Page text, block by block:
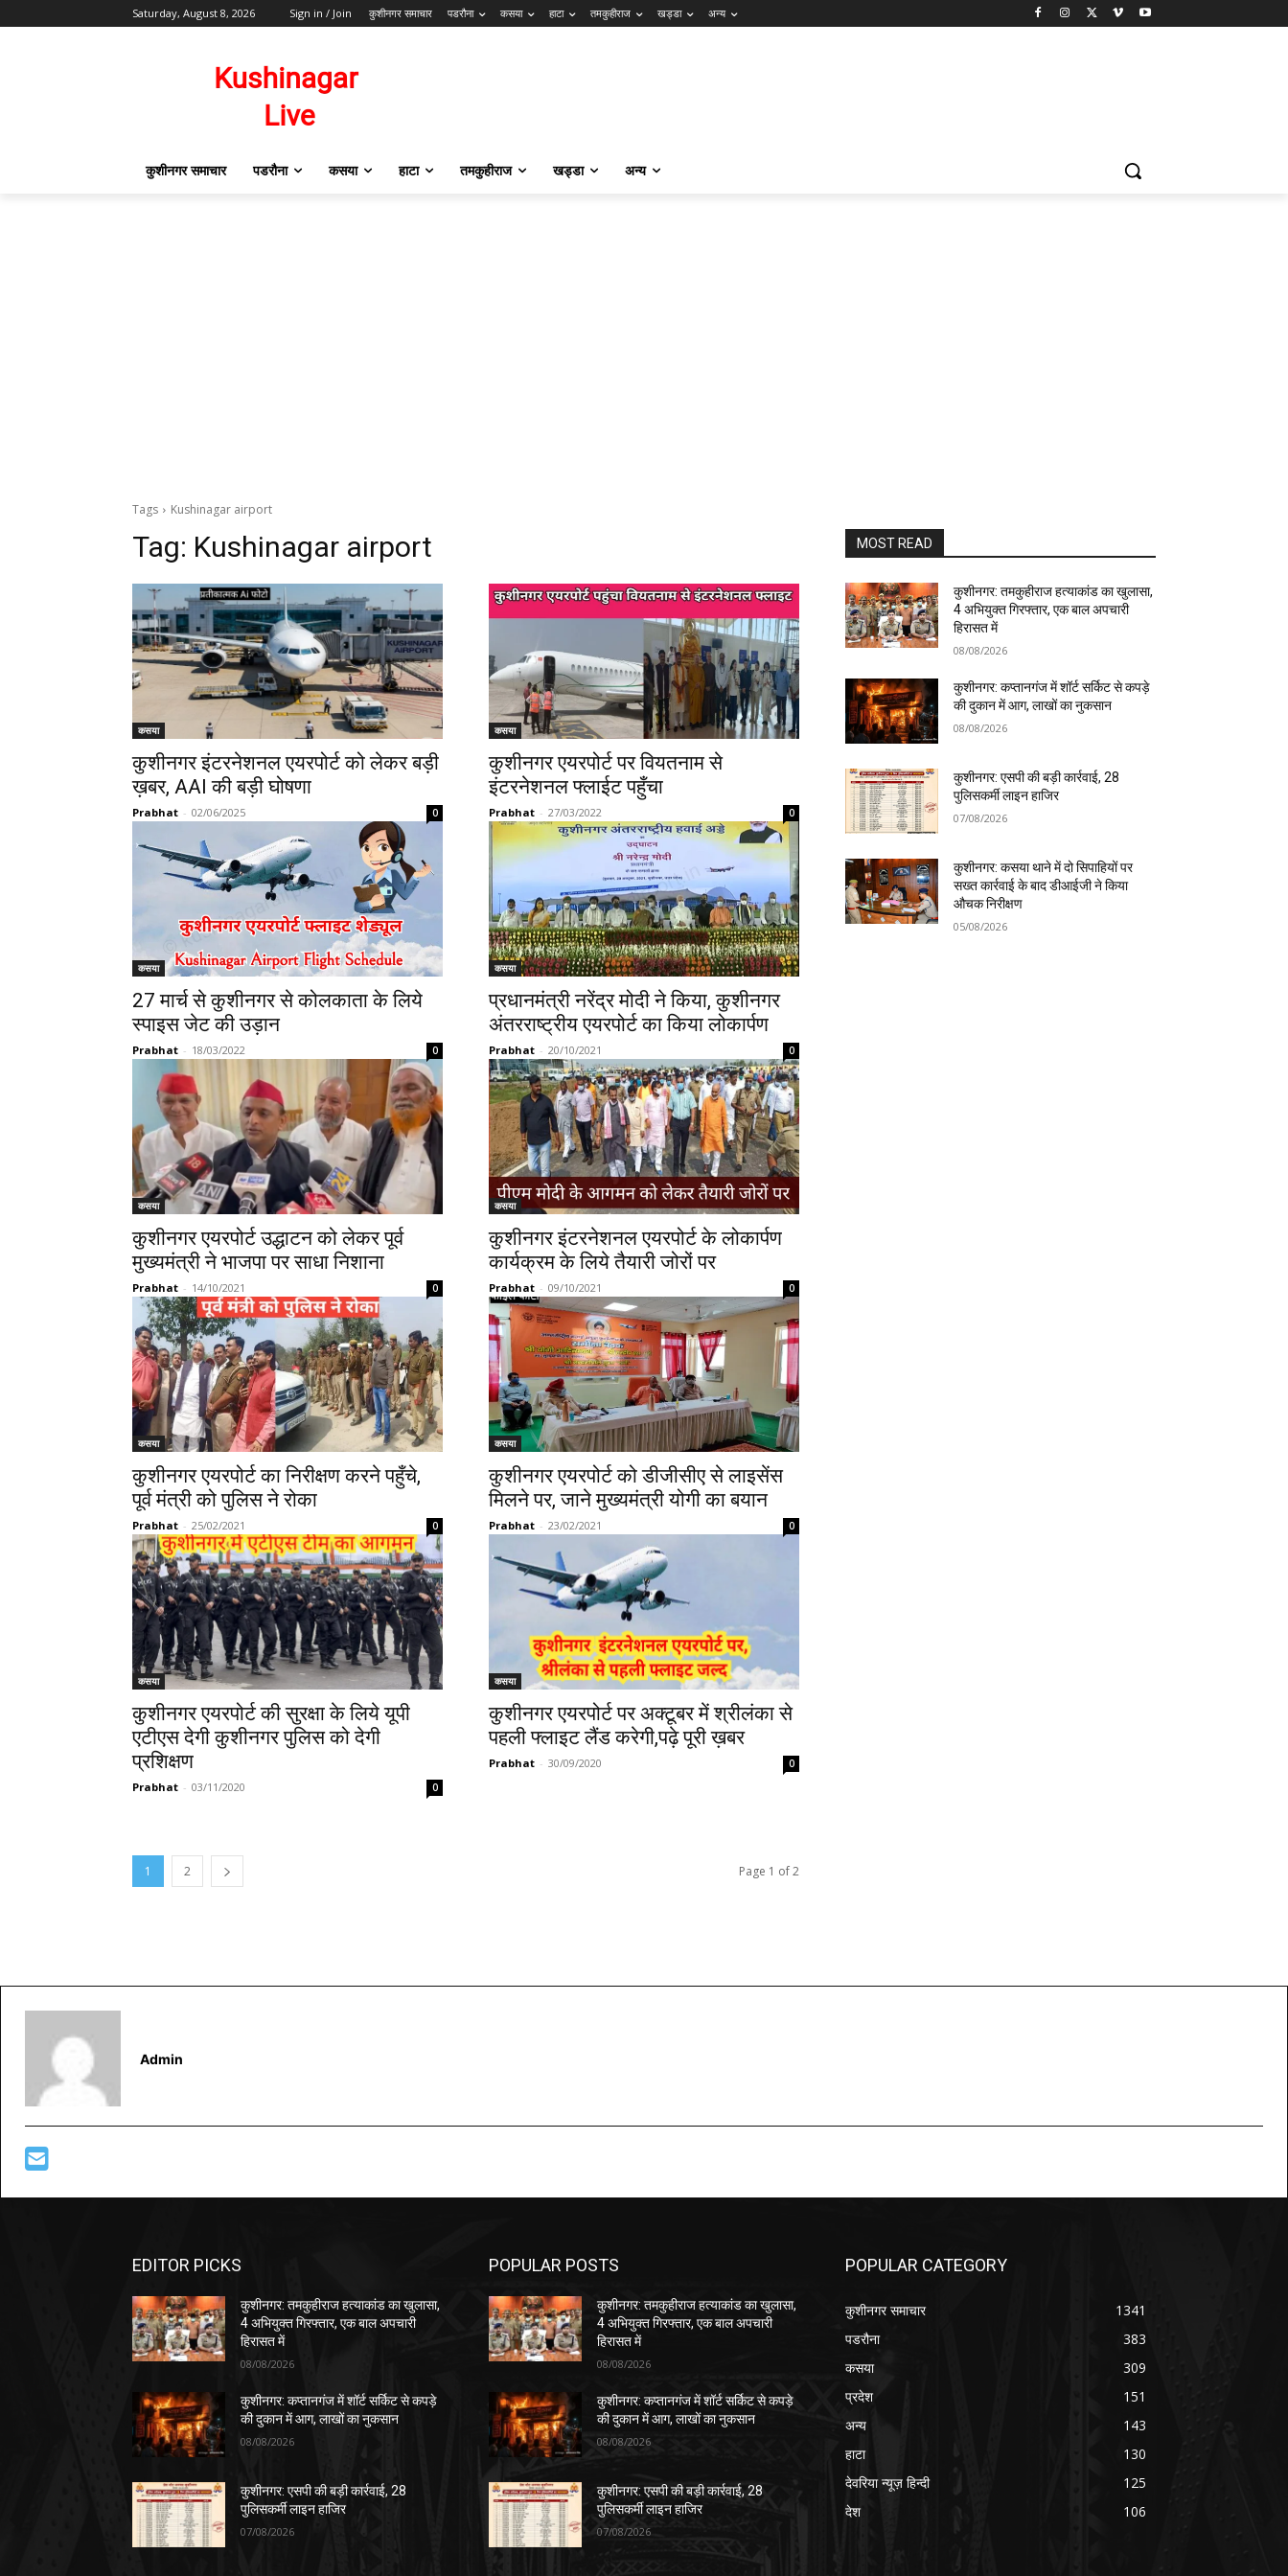
Saturday, August 8, 2026 Sign in / Join कुशीनगर समाचार पडरौना कसया हाटा तमकुहीराज खड्डा अन्य
कुशीनगर समाचार पडरौना कसया हाटा तमकुहीराज खड्डा अन्य
Tags Kushinagar airport
Tag: Kushinagar airport
कसया
कुशीनगर इंटरनेशनल एयरपोर्ट को लेकर बड़ी
ख़बर, AAI की बड़ी घोषणा
Prabhat - 02/06/2025 0
कसया
कुशीनगर एयरपोर्ट पर वियतनाम से
इंटरनेशनल फ्लाईट पहुँचा
Prabhat - 27/03/2022 0
कसया
27 मार्च से कुशीनगर से कोलकाता के लिये
स्पाइस जेट की उड़ान
Prabhat - 18/03/2022 0
कसया
प्रधानमंत्री नरेंद्र मोदी ने किया, कुशीनगर
अंतरराष्ट्रीय एयरपोर्ट का किया लोकार्पण
Prabhat - 20/10/2021 0
कसया
कुशीनगर एयरपोर्ट उद्धाटन को लेकर पूर्व
मुख्यमंत्री ने भाजपा पर साधा निशाना
Prabhat - 14/10/2021 0
कसया
कुशीनगर इंटरनेशनल एयरपोर्ट के लोकार्पण
कार्यक्रम के लिये तैयारी जोरों पर
Prabhat - 09/10/2021 0
कसया
कुशीनगर एयरपोर्ट का निरीक्षण करने पहुँचे,
पूर्व मंत्री को पुलिस ने रोका
Prabhat - 25/02/2021 0
कसया
कुशीनगर एयरपोर्ट को डीजीसीए से लाइसेंस
मिलने पर, जाने मुख्यमंत्री योगी का बयान
Prabhat - 23/02/2021 0
कसया
कुशीनगर एयरपोर्ट की सुरक्षा के लिये यूपी
एटीएस देगी कुशीनगर पुलिस को देगी
प्रशिक्षण
Prabhat - 03/11/2020 0
कसया
कुशीनगर एयरपोर्ट पर अक्टूबर में श्रीलंका से
पहली फ्लाइट लैंड करेगी,पढ़े पूरी ख़बर
Prabhat - 30/09/2020 0
1 2 Page 1 of 2
MOST READ
कुशीनगर: तमकुहीराज हत्याकांड का खुलासा,
4 अभियुक्त गिरफ्तार, एक बाल अपचारी
हिरासत में
08/08/2026
कुशीनगर: कप्तानगंज में शॉर्ट सर्किट से कपड़े
की दुकान में आग, लाखों का नुकसान
08/08/2026
कुशीनगर: एसपी की बड़ी कार्रवाई, 28
पुलिसकर्मी लाइन हाजिर
07/08/2026
कुशीनगर: कसया थाने में दो सिपाहियों पर
सख्त कार्रवाई के बाद डीआईजी ने किया
औचक निरीक्षण
05/08/2026
Admin
EDITOR PICKS
कुशीनगर: तमकुहीराज हत्याकांड का खुलासा,
4 अभियुक्त गिरफ्तार, एक बाल अपचारी
हिरासत में
08/08/2026
कुशीनगर: कप्तानगंज में शॉर्ट सर्किट से कपड़े
की दुकान में आग, लाखों का नुकसान
08/08/2026
कुशीनगर: एसपी की बड़ी कार्रवाई, 28
पुलिसकर्मी लाइन हाजिर
07/08/2026
POPULAR POSTS
कुशीनगर: तमकुहीराज हत्याकांड का खुलासा,
4 अभियुक्त गिरफ्तार, एक बाल अपचारी
हिरासत में
08/08/2026
कुशीनगर: कप्तानगंज में शॉर्ट सर्किट से कपड़े
की दुकान में आग, लाखों का नुकसान
08/08/2026
कुशीनगर: एसपी की बड़ी कार्रवाई, 28
पुलिसकर्मी लाइन हाजिर
07/08/2026
POPULAR CATEGORY
कुशीनगर समाचार
1341
पडरौना
383
कसया
309
प्रदेश
151
अन्य
143
हाटा
130
देवरिया न्यूज़ हिन्दी
125
देश
106